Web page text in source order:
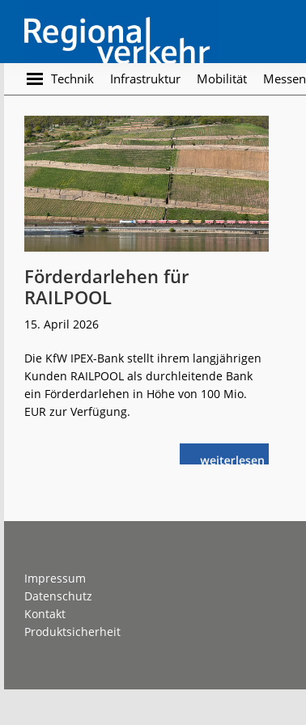
main
content
footer
Regionalverkehr
Die
Fachzeitschrift
den
Öffentlichen
Personennahverkehr
Technik Infrastruktur Mobilität Messen
Förderdarlehen für
RAILPOOL
15. April 2026
Die KfW IPEX-Bank stellt ihrem langjährigen
Kunden RAILPOOL als durchleitende Bank
ein Förderdarlehen in Höhe von 100 Mio.
EUR zur Verfügung.
weiterlese
nFörderdarlehen
Impressum
Datenschutz
Kontakt
Produktsicherheit